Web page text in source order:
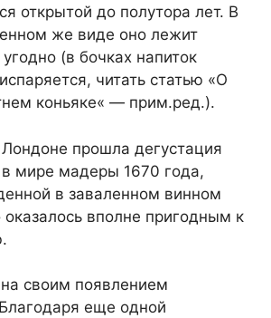
открытой до полутора лет. В
же виде оно лежит
угодно (в бочках напиток
читать статью «О
коньяке« — прим.ред.).
прошла дегустация
мире мадеры 1670 года,
в заваленном винном
оказалось вполне пригодным к
своим появлением
еще одной